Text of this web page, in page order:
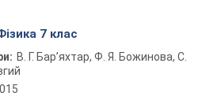
7 клас
В. Г. Бар’яхтар, Ф. Я. Божинова, С.